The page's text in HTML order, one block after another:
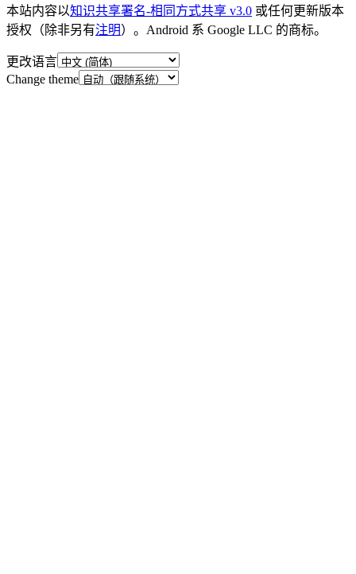
本站内容以知识共享署名-相同方式共享 v3.0 或任何更新版本
授权（除非另有注明 ）。Android 系 Google LLC 的商标。
更改语言
Change theme